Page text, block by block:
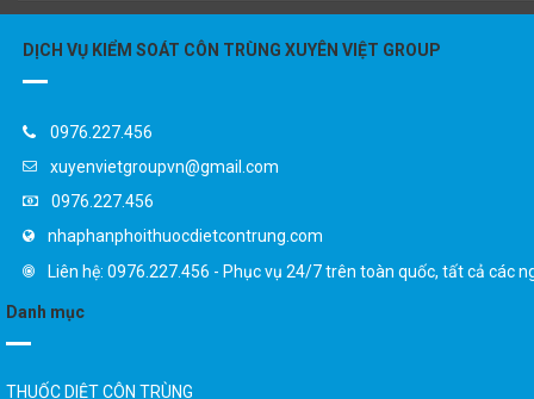
DỊCH VỤ KIỂM SOÁT CÔN TRÙNG XUYÊN VIỆT GROUP
THUỐC DIỆT CÔN TRÙNG